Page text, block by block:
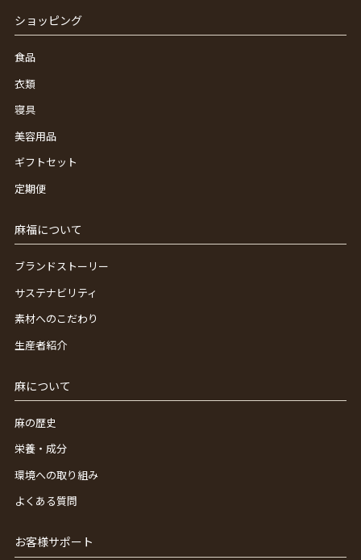
ショッピング
食品
衣類
寝具
美容用品
ギフトセット
定期便
麻福について
ブランドストーリー
サステナビリティ
素材へのこだわり
生産者紹介
麻について
麻の歴史
栄養・成分
環境への取り組み
よくある質問
お客様サポート